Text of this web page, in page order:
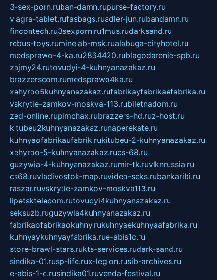
3-sex-porn.ruban-damn.rupurse-factory.ru
viagra-tablet.rufasbags.ruadler-jun.rubandamn.ru
fincontech.ru3sexporn.ru1mus.rudarksand.ru
rebus-toys.ruminelab-msk.rualabuga-cityhotel.ru
medsprawo-4-ka.ru2864420.rublagodarenie-spb.ru
zajmy24.rutovudyi-4-kuhnyanazakaz.ru
brazzerscom.rumedsprawo4ka.ru
xehyroo5kuhnyanazakaz.rufabrikayfabrikaefabrika.ru
vskrytie-zamkov-moskva-113.rubiletnadom.ru
zed-online.rupimchax.rubrazzers-hd.ruz-host.ru
kitubeu2kuhnyanazakaz.runaperekate.ru
kuhnyaofabrikaufabrik.rukitubeu-2-kuhnyanazakaz.ru
xehyroo-5-kuhnyanazakaz.rucs-68.ru
guzywia-4-kuhnyanazakaz.rumir-tk.ruvlknrussia.ru
cs68.ruvladivostok-map.ruvideo-seks.rubankaribi.ru
raszar.ruvskrytie-zamkov-moskva113.ru
lipetsktelecom.rutovudyi4kuhnyanazakaz.ru
seksuzb.ruguzywia4kuhnyanazakaz.ru
fabrikaofabrikaokuhny.rukuhnyaekuhnyaafabrika.ru
kuhnyaykuhnyayfabrika.rue-abis1c.ru
store-brawl-stars.rukts-services.rudark-sand.ru
sindika-01.rusp-life.rux-legion.rusib-archives.ru
e-abis-1-c.rusindika01.ruvenda-festival.ru